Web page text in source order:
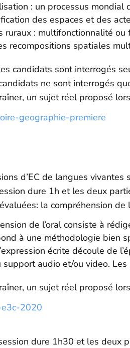
: un processus mondial
des espaces et des
ruraux : multifonctionnalité ou
recompositions spatiales
candidats sont interrogés
ne sont interrogés
un sujet réel proposé
geographie-premiere
d’EC de langues
dure 1h et les deux
la compréhension de
de l’oral consiste à
à une méthodologie bien
écrite découle de
support audio et/ou video.
un sujet réel proposé
2020
dure 1h30 et les deux